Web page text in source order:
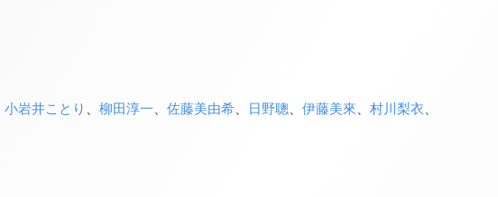
小岩井ことり 柳田淳一 佐藤美由希、 日野聰 伊藤美來 村川梨衣